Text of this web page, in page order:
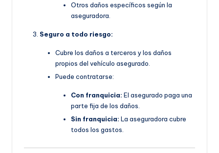
Otros daños específicos según la
aseguradora.
Seguro a todo riesgo:
Cubre los daños a terceros y los daños
propios del vehículo asegurado.
Puede contratarse:
Con franquicia: El asegurado paga una
parte fija de los daños.
Sin franquicia: La aseguradora cubre
todos los gastos.